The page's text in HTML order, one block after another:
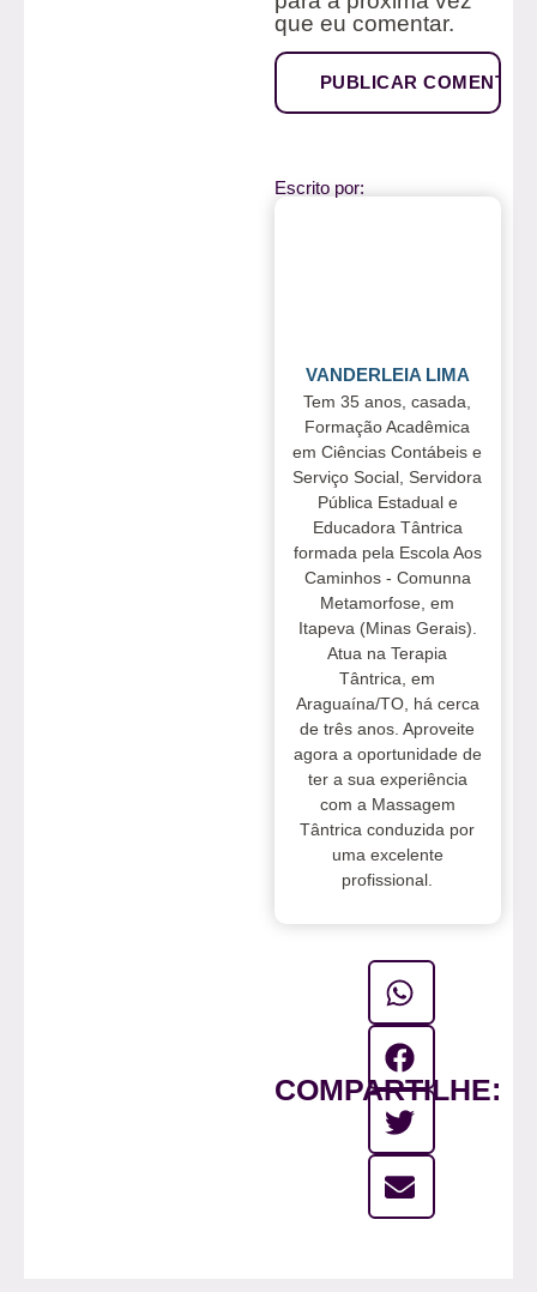
que eu comentar.
Escrito por:
VANDERLEIA LIMA
Tem 35 anos, casada,
Formação Acadêmica
em Ciências Contábeis e
Serviço Social, Servidora
Pública Estadual e
Educadora Tântrica
formada pela Escola Aos
Caminhos - Comunna
Metamorfose, em
Itapeva (Minas Gerais).
Atua na Terapia
Tântrica, em
Araguaína/TO, há cerca
de três anos. Aproveite
agora a oportunidade de
ter a sua experiência
com a Massagem
Tântrica conduzida por
uma excelente
profissional.
COMPARTILHE: